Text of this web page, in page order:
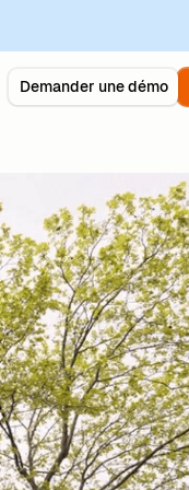
Demander une démo